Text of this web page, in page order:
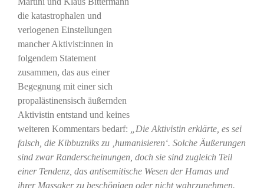
die katastrophalen und
verlogenen Einstellungen
mancher Aktivist:innen in
folgendem Statement
zusammen, das aus einer
Begegnung mit einer sich
propalästinensisch äußernden
Aktivistin entstand und keines
weiteren Kommentars bedarf:
„Die Aktivistin erklärte, es sei
falsch, die Kibbuzniks zu ‚humanisieren‘. Solche Äußerungen
sind zwar Randerscheinungen, doch sie sind zugleich Teil
einer Tendenz, das antisemitische Wesen der Hamas und
ihrer Massaker zu beschönigen oder nicht wahrzunehmen.